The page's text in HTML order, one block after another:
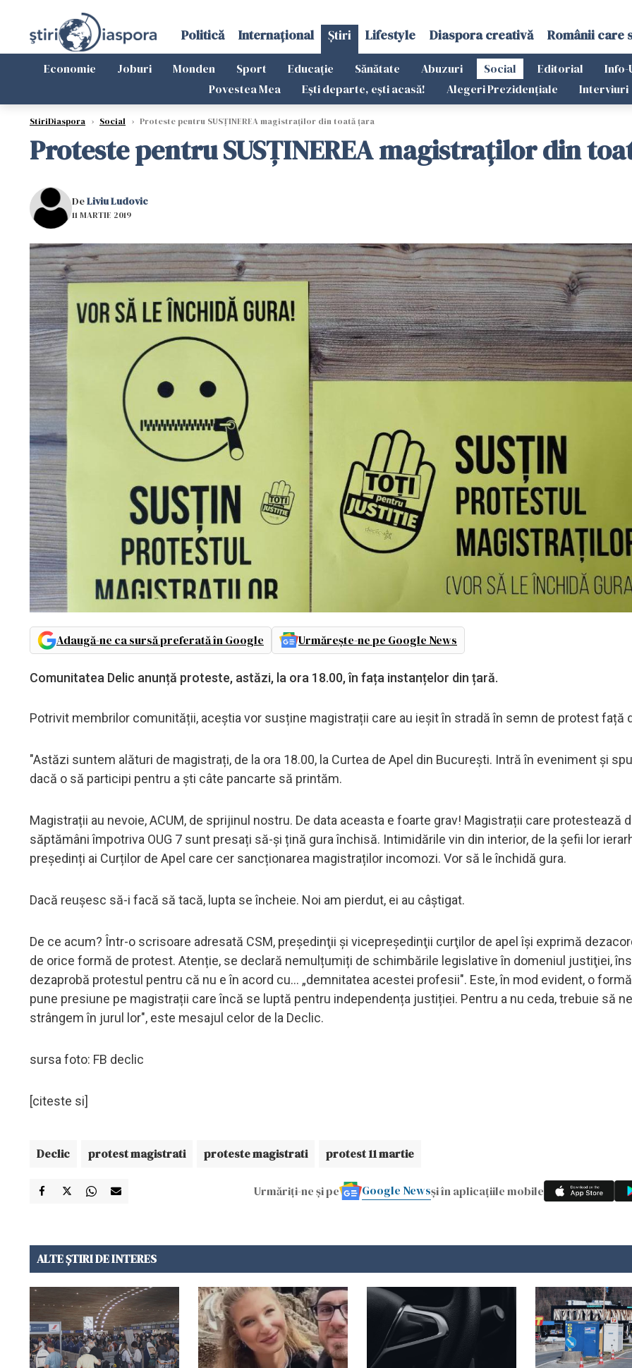
Politică Internațional Știri Lifestyle Diaspora creativă Românii care
Economie Joburi Monden Sport Educație Sănătate Abuzuri Social Editorial Info-
Povestea Mea
Ești departe, ești acasă! Alegeri Prezidențiale Interviuri
StiriDiaspora › Social › Proteste pentru SUSȚINEREA magistraților din toată țara
Proteste pentru SUSȚINEREA magistraților din
DeLiviu Ludovic
11 MARTIE 2019
Adaugă-ne ca sursă preferată în Google Urmărește-ne pe Google News
Comunitatea Delic anunță proteste, astăzi, la ora 18.00, în fața instanțelor din țară.
Potrivit membrilor comunității, aceștia vor susține magistrații care au ieșit în stradă în semn de protest față
"Astăzi suntem alături de magistrați, de la ora 18.00, la Curtea de Apel din București. Intră în eveniment și
dacă o să participi pentru a ști câte pancarte să printăm.
Magistrații au nevoie, ACUM, de sprijinul nostru. De data aceasta e foarte grav! Magistrații care protestează
săptămâni împotriva OUG 7 sunt presați să-și țină gura închisă. Intimidările vin din interior, de la șefii lor
președinți ai Curților de Apel care cer sancționarea magistraților incomozi. Vor să le închidă gura.
Dacă reușesc să-i facă să tacă, lupta se încheie. Noi am pierdut, ei au câștigat.
De ce acum? Într-o scrisoare adresată CSM, preşedinţii şi vicepreşedinţii curţilor de apel îşi exprimă
de orice formă de protest. Atenție, se declară nemulțumiți de schimbările legislative în domeniul justiţiei,
dezaprobă protestul pentru că nu e în acord cu... „demnitatea acestei profesii". Este, în mod evident, o
pune presiune pe magistrații care încă se luptă pentru independența justiției. Pentru a nu ceda, trebuie să ne
strângem în jurul lor", este mesajul celor de la Declic.
sursa foto: FB declic
[citeste si]
Declic protest magistrati proteste magistrati protest 11 martie
Urmăriți-ne și pe Google Newsși în aplicațiile mobile
ALTE ȘTIRI DE INTERES